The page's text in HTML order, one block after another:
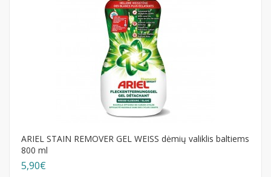
ARIEL STAIN REMOVER GEL WEISS dėmių valiklis baltiems
800 ml
5,90€